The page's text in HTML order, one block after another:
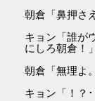
朝倉「鼻押さ
キョン「誰が
にしろ朝倉！」
朝倉「無理よ
キョン「！？･